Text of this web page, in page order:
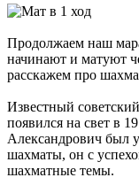
Продолжаем наш
начинают и матуют
расскажем про
Известный
появился на свет в
Александрович был
шахматы, он с
шахматные темы.